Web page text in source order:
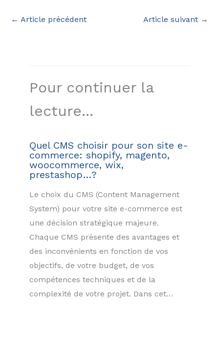
← Article précédent Article suivant →
Pour continuer la
lecture...
Quel CMS choisir pour son site e-
commerce: shopify, magento,
woocommerce, wix,
prestashop…?
Le choix du CMS (Content Management
System) pour votre site e-commerce est
une décision stratégique majeure.
Chaque CMS présente des avantages et
des inconvénients en fonction de vos
objectifs, de votre budget, de vos
compétences techniques et de la
complexité de votre projet. Dans cet…